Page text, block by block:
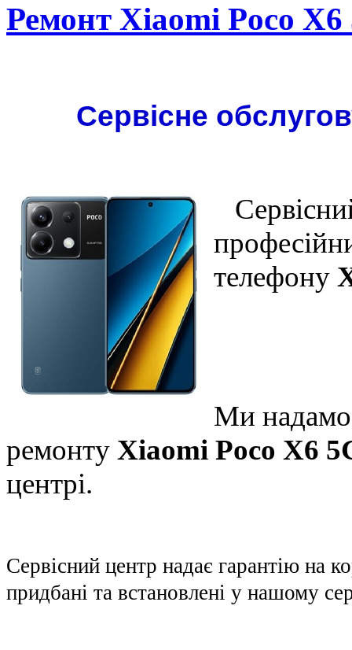
Ремонт Xiaomi Poco X6
Сервісне
телефону
Ми надамо
ремонту Xiaomi Poco X6
центрі.
Сервісний центр надає гарантію на
придбані та встановлені у нашому